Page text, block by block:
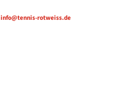
info@tennis-rotweiss.de